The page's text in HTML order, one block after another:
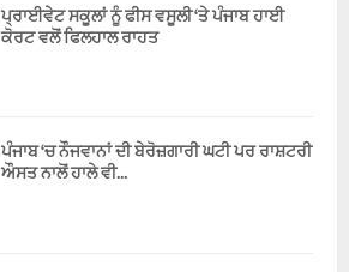
ਪ੍ਰਾਈਵੇਟ ਸਕੂਲਾਂ ਨੂੰ ਫੀਸ ਵਸੂਲੀ ‘ਤੇ ਪੰਜਾਬ ਹਾਈ
ਕੋਰਟ ਵਲੋਂ ਫਿਲਹਾਲ ਰਾਹਤ
ਪੰਜਾਬ ‘ਚ ਨੌਜਵਾਨਾਂ ਦੀ ਬੇਰੋਜ਼ਗਾਰੀ ਘਟੀ ਪਰ ਰਾਸ਼ਟਰੀ
ਔਸਤ ਨਾਲੋਂ ਹਾਲੇ ਵੀ...